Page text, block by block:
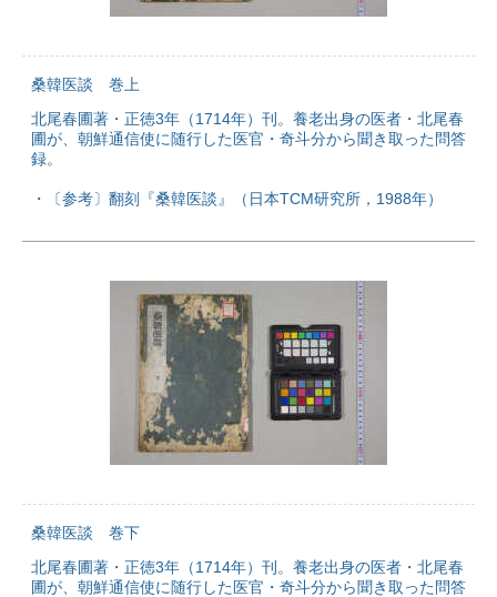
桑韓医談 巻上
北尾春圃著・正徳3年（1714年）刊。養老出身の医者・北尾春
圃が、朝鮮通信使に随行した医官・奇斗分から聞き取った問答
録。
・〔参考〕翻刻『桑韓医談』（日本TCM研究所，1988年）
桑韓医談 巻下
北尾春圃著・正徳3年（1714年）刊。養老出身の医者・北尾春
圃が、朝鮮通信使に随行した医官・奇斗分から聞き取った問答